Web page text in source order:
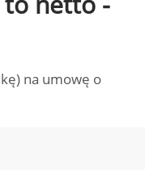
na umowę o